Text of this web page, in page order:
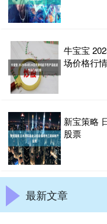
牛宝宝
场价格行情
新宝策略
股票
最新文章